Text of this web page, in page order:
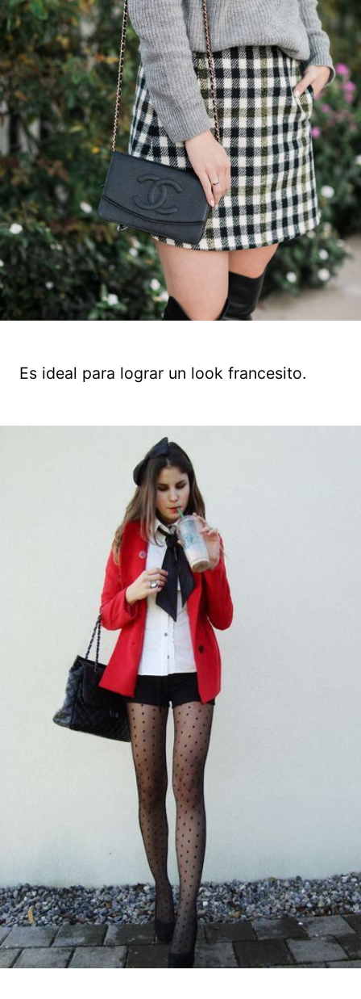
Es ideal para lograr un look francesito.